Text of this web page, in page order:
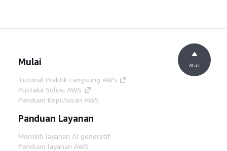
Mulai
Tutorial Praktik Langsung AWS
Pustaka Solusi AWS
Panduan Keputusan AWS
Panduan Layanan
Memilih layanan AI generatif
Panduan layanan AWS
Atas